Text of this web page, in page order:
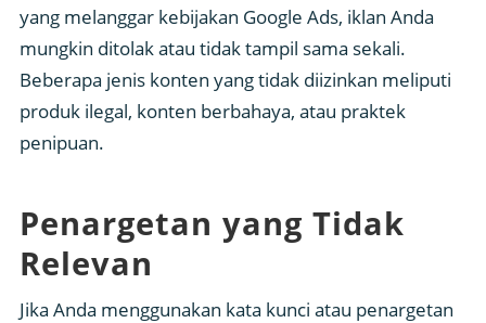
yang melanggar kebijakan Google Ads, iklan Anda
mungkin ditolak atau tidak tampil sama sekali.
Beberapa jenis konten yang tidak diizinkan meliputi
produk ilegal, konten berbahaya, atau praktek
penipuan.
Penargetan yang Tidak
Relevan
Jika Anda menggunakan kata kunci atau penargetan